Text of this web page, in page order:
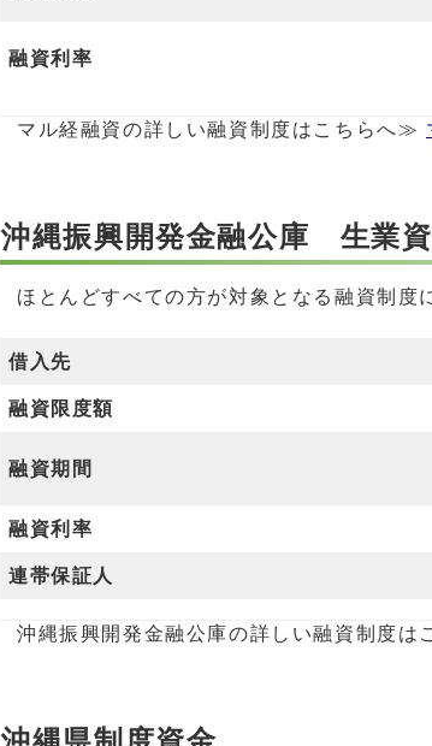
融資利率
マル経融資の詳しい融資制度はこちらへ≫
沖縄振興開発金融公庫 生業
ほとんどすべての方が対象となる融資制度
借入先
融資限度額
融資期間
融資利率
連帯保証人
沖縄振興開発金融公庫の詳しい融資制度